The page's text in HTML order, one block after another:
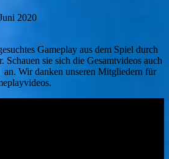
2020
Gameplay aus dem Spiel durch
Schauen sie sich die Gesamtvideos auch
an. Wir danken unseren Mitgliedern für